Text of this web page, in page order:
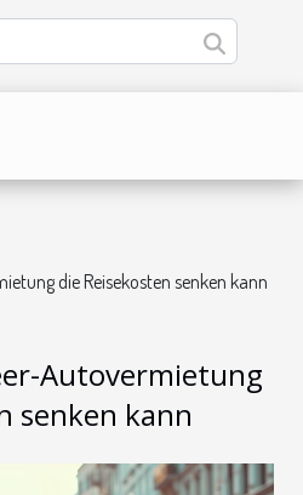
die Reisekosten senken kann
Autovermietung
senken kann